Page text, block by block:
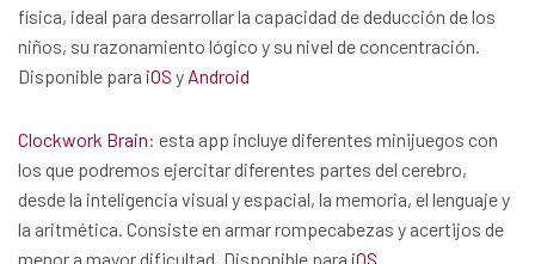
física, ideal para desarrollar la capacidad de deducción de los
niños, su razonamiento lógico y su nivel de concentración.
Disponible para iOS y Android
Clockwork Brain: esta app incluye diferentes minijuegos con
los que podremos ejercitar diferentes partes del cerebro,
desde la inteligencia visual y espacial, la memoria, el lenguaje y
la aritmética. Consiste en armar rompecabezas y acertijos de
menor a mayor dificultad. Disponible para iOS.